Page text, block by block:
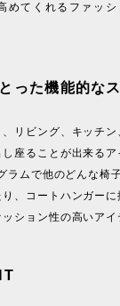
めてくれるファッ
った機能的な
リビング、キッチ
座ることが出来る
ラムで他のどんな椅
、コートハンガー
ション性の高いアイ